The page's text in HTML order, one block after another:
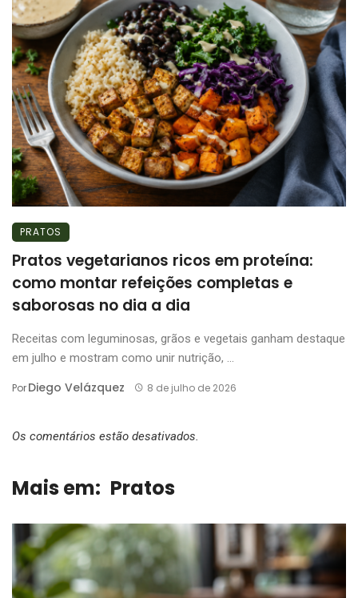
PRATOS
Pratos vegetarianos ricos em proteína:
como montar refeições completas e
saborosas no dia a dia
Receitas com leguminosas, grãos e vegetais ganham destaque
em julho e mostram como unir nutrição, ...
PorDiego Velázquez 8 de julho de 2026
Os comentários estão desativados.
Mais em: Pratos